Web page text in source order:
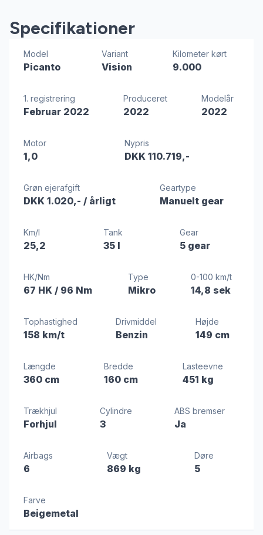
Specifikationer
Model
Picanto
Variant
Vision
Kilometer kørt
9.000
1. registrering
Februar 2022
Produceret
2022
Modelår
2022
Motor
1,0
Nypris
DKK 110.719,-
Grøn ejerafgift
DKK 1.020,- / årligt
Geartype
Manuelt gear
Km/l
25,2
Tank
35 l
Gear
5 gear
HK/Nm
67 HK / 96 Nm
Type
Mikro
0-100 km/t
14,8 sek
Tophastighed
158 km/t
Drivmiddel
Benzin
Højde
149 cm
Længde
360 cm
Bredde
160 cm
Lasteevne
451 kg
Trækhjul
Forhjul
Cylindre
3
ABS bremser
Ja
Airbags
6
Vægt
869 kg
Døre
5
Farve
Beigemetal